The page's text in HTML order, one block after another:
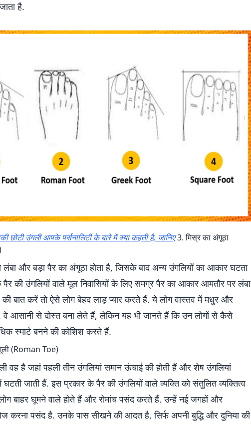
है.
छोटी उंगली आपके पर्सनालिटी के बारे में क्या कहती है, जानिए3. मिस्र का अंगूठा
और बड़ा पैर का अंगूठा होता है, जिसके बाद अन्य उंगलियों का आकार घटता
पैर की उंगलियों वाले मूल निवासियों के लिए समग्र पैर का आकार आमतौर पर लंबा
की बात करें तो ऐसे लोग बेहद लाड़ प्यार करते हैं. ये लोग वास्तव में मधुर और
वे आसानी से दोस्त बना लेते हैं, लेकिन यह भी जानते हैं कि उन लोगों से कैसे
स्मार्ट बनने की कोशिश करते हैं.
(Roman Toe)
वह है जहां पहली तीन उंगलियां समान ऊंचाई की होती हैं और शेष उंगलियां
जाती हैं. इस प्रकार के पैर की उंगलियों वाले व्यक्ति को संतुलित व्यक्तित्व
बाहर घूमने वाले होते हैं और रोमांच पसंद करते हैं. उन्हें नई जगहों और
करना पसंद है. उनके पास सीखने की आदत है, सिर्फ अपनी बुद्धि और दुनिया की